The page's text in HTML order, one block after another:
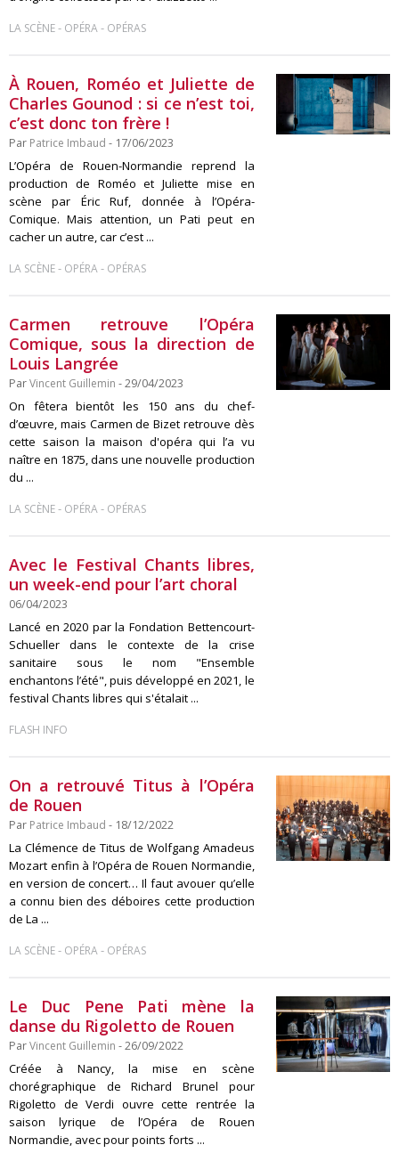
LA SCÈNE- OPÉRA- OPÉRAS
À Rouen, Roméo et Juliette de
Charles Gounod : si ce n’est toi,
c’est donc ton frère !
Par Patrice Imbaud - 17/06/2023
L’Opéra de Rouen-Normandie reprend la
production de Roméo et Juliette mise en
scène par Éric Ruf, donnée à l’Opéra-
Comique. Mais attention, un Pati peut en
cacher un autre, car c’est ...
LA SCÈNE- OPÉRA- OPÉRAS
Carmen retrouve l’Opéra
Comique, sous la direction de
Louis Langrée
ParVincent Guillemin - 29/04/2023
On fêtera bientôt les 150 ans du chef-
d’œuvre, mais Carmen de Bizet retrouve dès
cette saison la maison d'opéra qui l’a vu
naître en 1875, dans une nouvelle production
du ...
LA SCÈNE- OPÉRA- OPÉRAS
Avec le Festival Chants libres,
un week-end pour l’art choral
06/04/2023
Lancé en 2020 par la Fondation Bettencourt-
Schueller dans le contexte de la crise
sanitaire sous le nom "Ensemble
enchantons l’été", puis développé en 2021, le
festival Chants libres qui s'étalait ...
FLASH INFO
On a retrouvé Titus à l’Opéra
de Rouen
Par Patrice Imbaud - 18/12/2022
La Clémence de Titus de Wolfgang Amadeus
Mozart enfin à l’Opéra de Rouen Normandie,
en version de concert… Il faut avouer qu’elle
a connu bien des déboires cette production
de La ...
LA SCÈNE- OPÉRA- OPÉRAS
Le Duc Pene Pati mène la
danse du Rigoletto de Rouen
ParVincent Guillemin - 26/09/2022
Créée à Nancy, la mise en scène
chorégraphique de Richard Brunel pour
Rigoletto de Verdi ouvre cette rentrée la
saison lyrique de l’Opéra de Rouen
Normandie, avec pour points forts ...